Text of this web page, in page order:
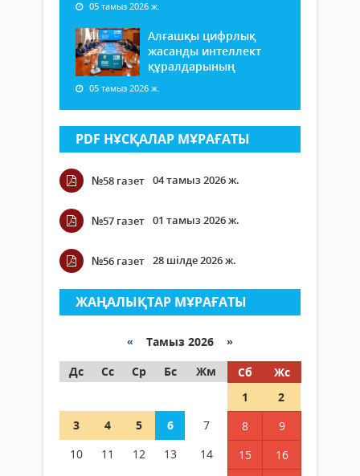
05 тамыз 2026 ж.
Алғашқы цифрлық
жасанды интеллект
құралдарының
05 тамыз 2026 ж.
PDF НҰСҚАЛАР МҰРАҒАТЫ
№58 газет 04 тамыз 2026 ж.
№57 газет 01 тамыз 2026 ж.
№56 газет 28 шілде 2026 ж.
ЖАҢАЛЫҚТАР МҰРАҒАТЫ
« Тамыз 2026 »
Дс
Сс Ср Бс Жм Сб
Жс
1
2
3
4 5 6 7 8
9
10
11 12 13 14 15
16